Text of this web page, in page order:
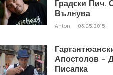
Градски Пич.
Вълнува
Anton 03.05.2015
Апостолов –
Писалка